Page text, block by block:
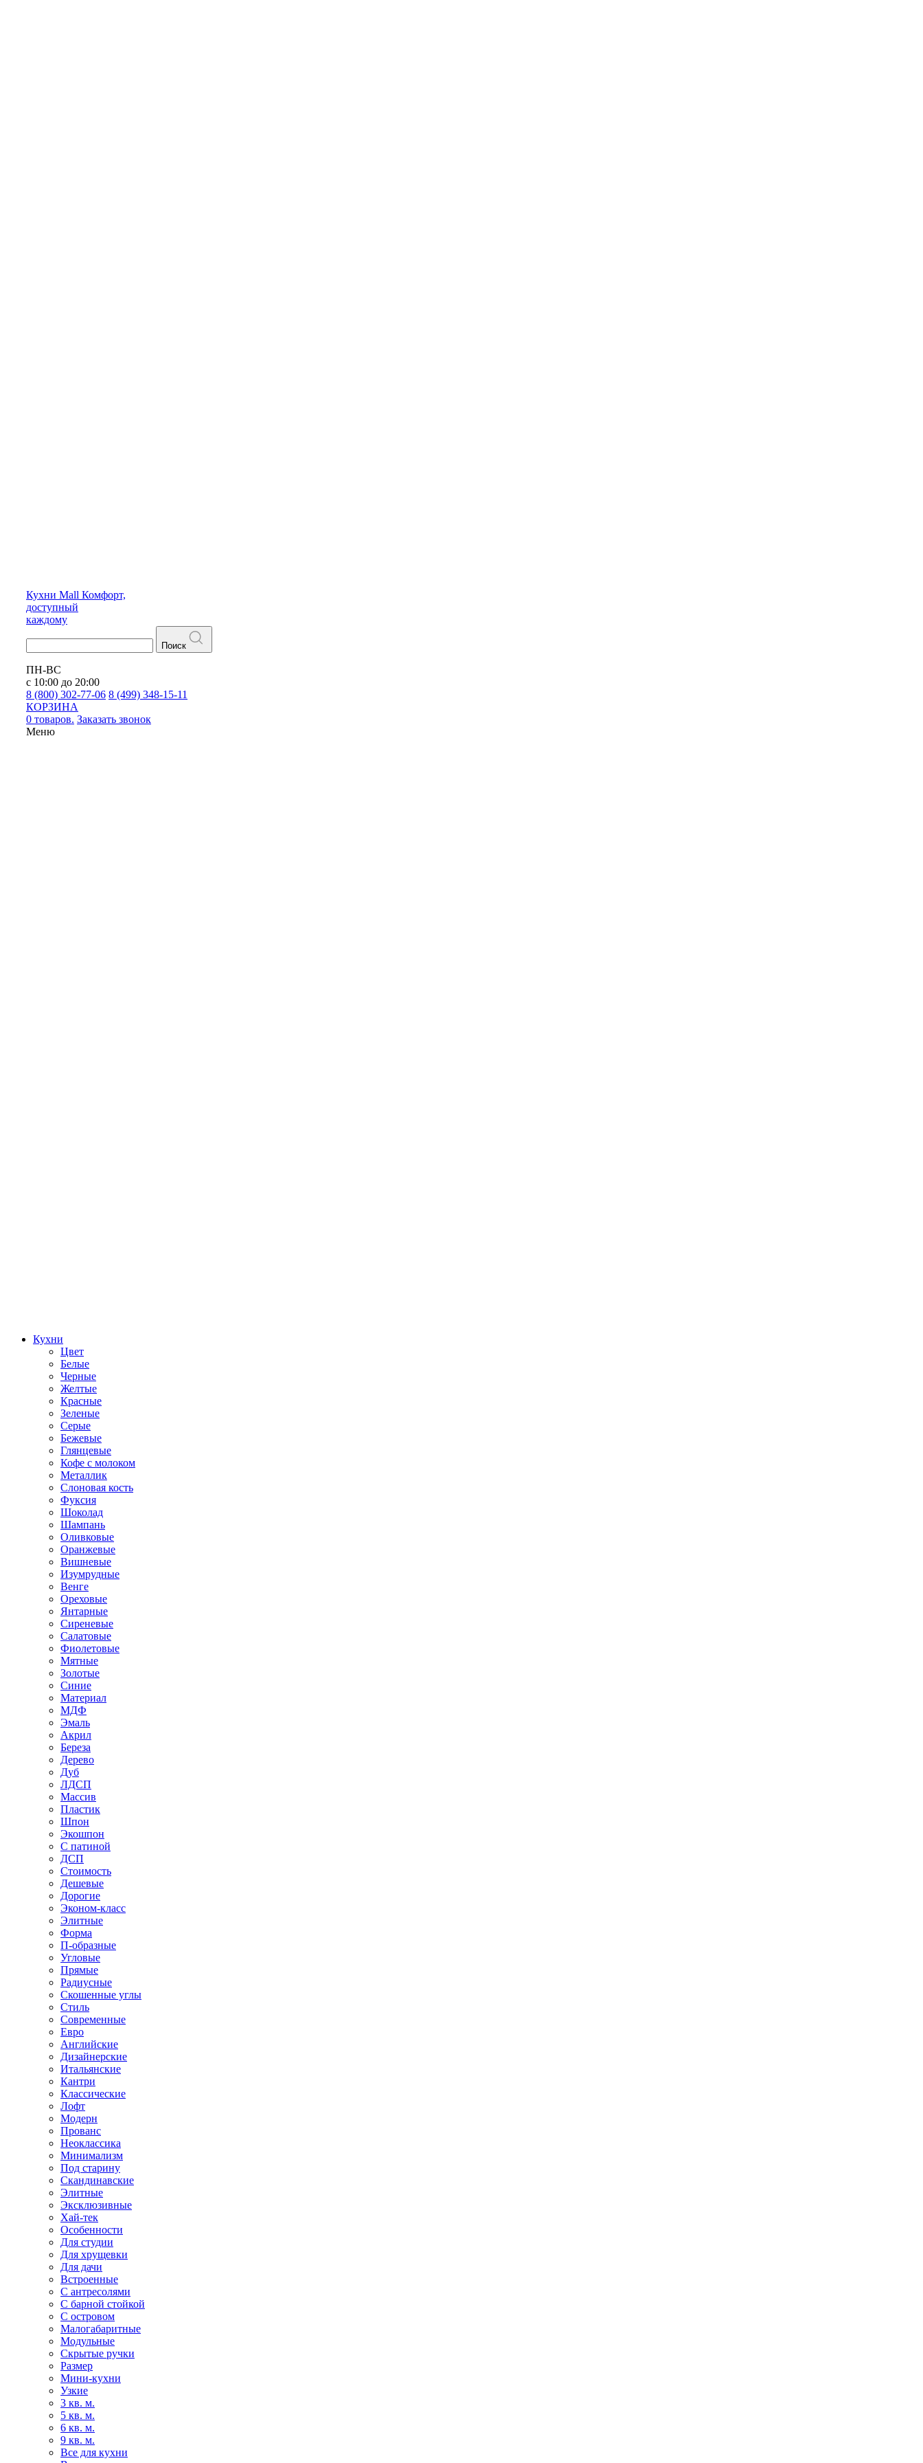
Кухни Mall Комфорт,
доступный
каждому
Поиск
ПН-ВС
с 10:00 до 20:00
8 (800) 302-77-06 8 (499) 348-15-11
КОРЗИНА
0 товаров. Заказать звонок
Меню
Кухни
Цвет
Белые
Черные
Желтые
Красные
Зеленые
Серые
Бежевые
Глянцевые
Кофе с молоком
Металлик
Слоновая кость
Фуксия
Шоколад
Шампань
Оливковые
Оранжевые
Вишневые
Изумрудные
Венге
Ореховые
Янтарные
Сиреневые
Салатовые
Фиолетовые
Мятные
Золотые
Синие
Материал
МДФ
Эмаль
Акрил
Береза
Дерево
Дуб
ЛДСП
Массив
Пластик
Шпон
Экошпон
С патиной
ДСП
Стоимость
Дешевые
Дорогие
Эконом-класс
Элитные
Форма
П-образные
Угловые
Прямые
Радиусные
Скошенные углы
Стиль
Современные
Евро
Английские
Дизайнерские
Итальянские
Кантри
Классические
Лофт
Модерн
Прованс
Неоклассика
Минимализм
Под старину
Скандинавские
Элитные
Эксклюзивные
Хай-тек
Особенности
Для студии
Для хрущевки
Для дачи
Встроенные
С антресолями
С барной стойкой
С островом
Малогабаритные
Модульные
Скрытые ручки
Размер
Мини-кухни
Узкие
3 кв. м.
5 кв. м.
6 кв. м.
9 кв. м.
Все для кухни